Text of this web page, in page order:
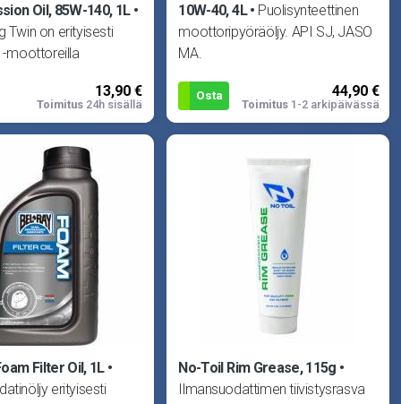
Oil, 85W-140, 1L
Twin on erityisesti
-moottoreilla
erillisen vaihteisto13,90 €
Toimitus 24h sisällä
10W-40, 4L
Puolisynteettinen
moottoripyöräöljy. API SJ, JASO
MA.
Osta 44,90 €
Toimitus1-2 arkipäivässä
Filter Oil, 1L
erityisesti
No-Toil Rim Grease, 115g
Ilmansuodattimen tiivistysrasva